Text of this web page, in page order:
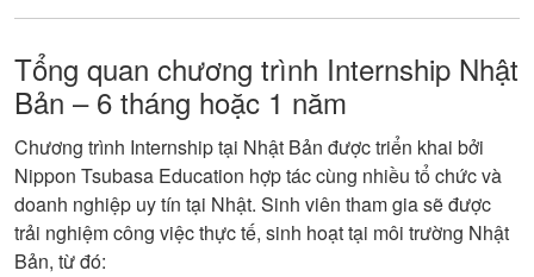
Tổng quan chương trình Internship Nhật
Bản – 6 tháng hoặc 1 năm
Chương trình Internship tại Nhật Bản được triển khai bởi
Nippon Tsubasa Education hợp tác cùng nhiều tổ chức và
doanh nghiệp uy tín tại Nhật. Sinh viên tham gia sẽ được
trải nghiệm công việc thực tế, sinh hoạt tại môi trường Nhật
Bản, từ đó: